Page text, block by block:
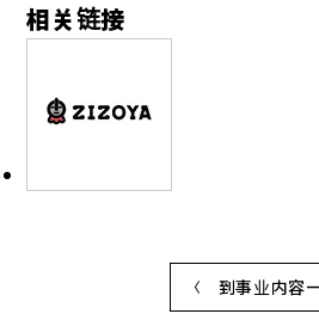
相关链接
到事业内容